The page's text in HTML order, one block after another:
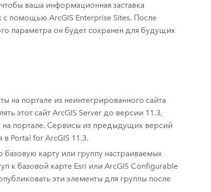
ваша информационная заставка
с помощью ArcGIS Enterprise Sites. После
параметра он будет сохранен для будущих
на портале из неинтегрированного сайта
этот сайт ArcGIS Serverдо версии 11.3,
на портале. Сервисы из предыдущих версий
в Portal for ArcGIS 11.3.
базовую карту или группу настраиваемых
к базовой карте Esri или ArcGIS Configurable
эти элементы для группы после